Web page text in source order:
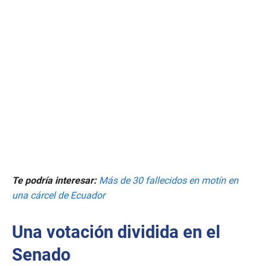
Te podría interesar: Más de 30 fallecidos en motín en
una cárcel de Ecuador
Una votación dividida en el
Senado